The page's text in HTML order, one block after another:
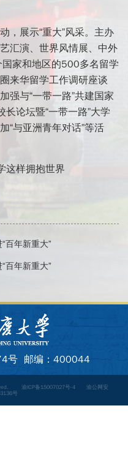
，展示“重大”风采。主办
汇演、世界风情展、中外
家和地区的500多名留学
来华留学工作调研座谈
强与“一带一路”共建国家
长论坛暨“一带一路”大学
“与亚洲青年对话”等活
这样拥抱世界
百年新重大”
百年新重大”
号 邮编：400044
渝ICP备15007027号-4
渝公网安
号